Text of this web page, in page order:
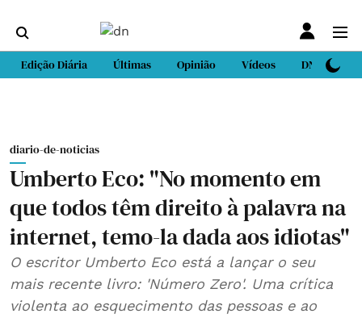
Edição Diária Últimas Opinião Vídeos DN Sport
diario-de-noticias
Umberto Eco: "No momento em
que todos têm direito à palavra na
internet, temo-la dada aos idiotas"
O escritor Umberto Eco está a lançar o seu
mais recente livro: 'Número Zero'. Uma crítica
violenta ao esquecimento das pessoas e ao